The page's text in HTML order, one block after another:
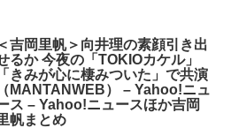
＜吉岡里帆＞向井理の素顔引き出
るか 今夜の「TOKIOカケル」
「きみが心に棲みついた」で共演
（MANTANWEB） – Yahoo!ニュ
ス – Yahoo!ニュースほか吉岡
帆まとめ